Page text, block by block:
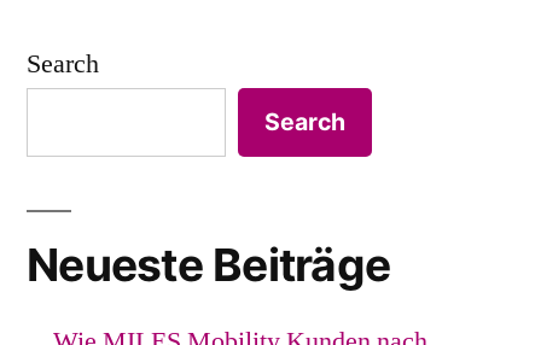
Search
Search
Neueste Beiträge